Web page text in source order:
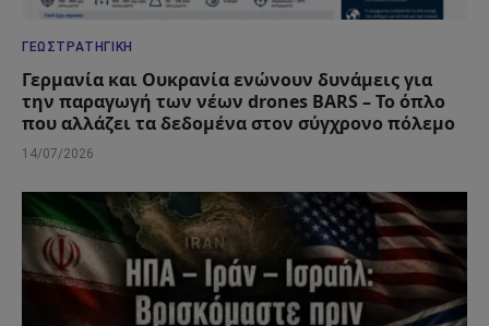
ΓΕΩΣΤΡΑΤΗΓΙΚΉ
Γερμανία και Ουκρανία ενώνουν δυνάμεις για
την παραγωγή των νέων drones BARS – Το όπλο
που αλλάζει τα δεδομένα στον σύγχρονο πόλεμο
14/07/2026